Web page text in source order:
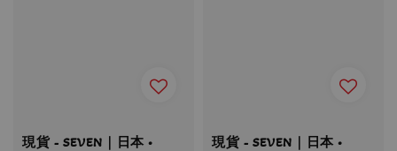
現貨 - SEVEN｜日本 •
現貨 - SEVEN｜日本 •